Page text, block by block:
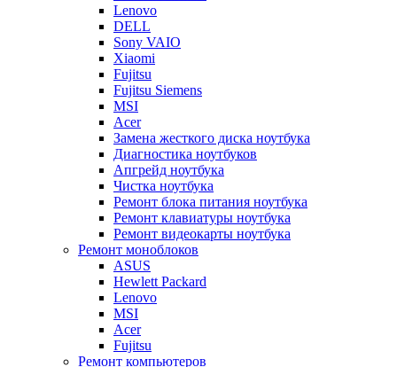
Lenovo
DELL
Sony VAIO
Xiaomi
Fujitsu
Fujitsu Siemens
MSI
Acer
Замена жесткого диска ноутбука
Диагностика ноутбуков
Апгрейд ноутбука
Чистка ноутбука
Ремонт блока питания ноутбука
Ремонт клавиатуры ноутбука
Ремонт видеокарты ноутбука
Ремонт моноблоков
ASUS
Hewlett Packard
Lenovo
MSI
Acer
Fujitsu
Ремонт компьютеров